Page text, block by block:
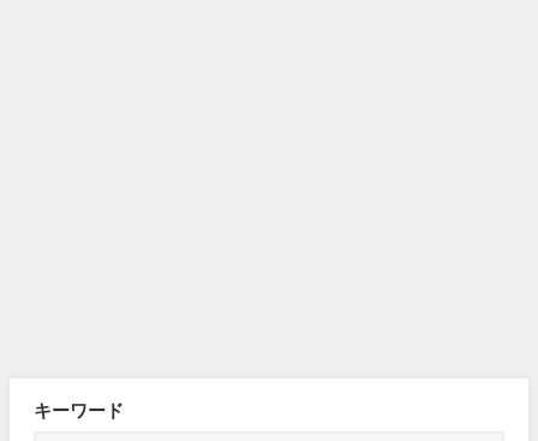
キーワード